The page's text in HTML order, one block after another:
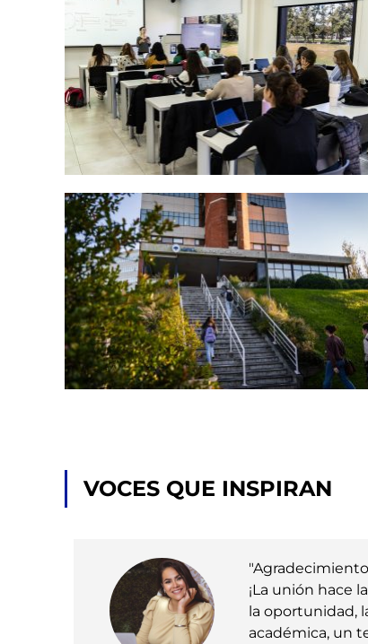
VOCES QUE INSPIRAN
¡La unión hace
la oportunidad,
académica, un